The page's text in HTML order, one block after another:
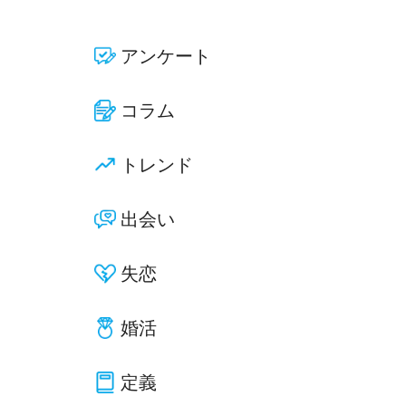
アンケート
コラム
トレンド
出会い
失恋
婚活
定義